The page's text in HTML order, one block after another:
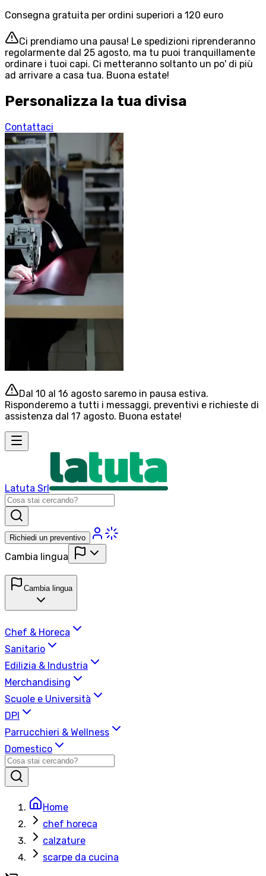
Consegna gratuita per ordini superiori a 120 euro
Ci prendiamo una pausa! Le spedizioni riprenderanno
regolarmente dal 25 agosto, ma tu puoi tranquillamente
ordinare i tuoi capi. Ci metteranno soltanto un po' di più
ad arrivare a casa tua. Buona estate!
Personalizza la tua divisa
Contattaci
Dal 10 al 16 agosto saremo in pausa estiva.
Risponderemo a tutti i messaggi, preventivi e richieste di
assistenza dal 17 agosto. Buona estate!
Latuta Srl
Richiedi un preventivo
Cambia lingua
Cambia lingua
Chef & Horeca
Sanitario
Edilizia & Industria
Merchandising
Scuole e Università
DPI
Parrucchieri & Wellness
Domestico
Home
chef horeca
calzature
scarpe da cucina